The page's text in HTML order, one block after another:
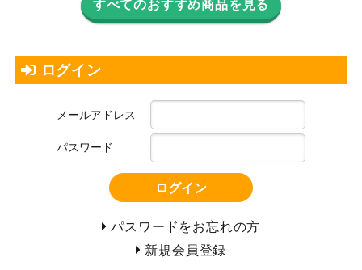
ログイン
メールアドレス
パスワード
ログイン
パスワードをお忘れの方
新規会員登録